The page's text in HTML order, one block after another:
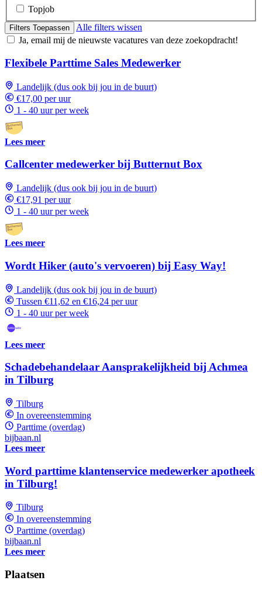
Topjob
Filters Toepassen
Alle filters wissen
Ja, email mij de nieuwste vacatures van deze zoekopdracht!
Flexibele Parttime Sales Medewerker
Landelijk (dus ook bij jou in de buurt)
€17,00 per uur
1 - 40 uur per week
Lees meer
Callcenter medewerker bij Butternut Box
Landelijk (dus ook bij jou in de buurt)
€17,91 per uur
1 - 40 uur per week
Lees meer
Wordt Hiker (auto's vervoeren) bij Easy Way!
Landelijk (dus ook bij jou in de buurt)
Tussen €11,62 en €16,24 per uur
1 - 40 uur per week
Lees meer
Schadebehandelaar Aansprakelijkheid bij Achmea
in Tilburg
Tilburg
In overeenstemming
Parttime (overdag)
bijbaan.nl
Lees meer
Word parttime klantenservice medewerker apotheek
in Tilburg!
Tilburg
In overeenstemming
Parttime (overdag)
bijbaan.nl
Lees meer
Plaatsen